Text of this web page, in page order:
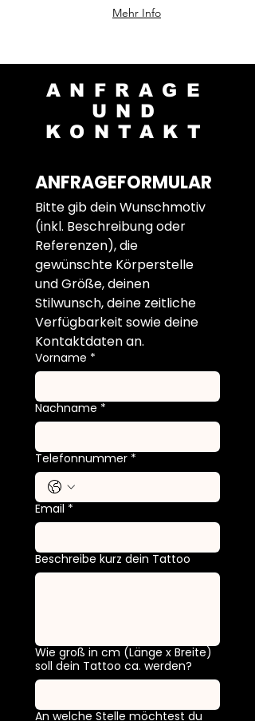
Mehr Info
ANFRAGE
UND
KONTAKT
ANFRAGEFORMULAR
Bitte gib dein Wunschmotiv
(inkl. Beschreibung oder
Referenzen), die
gewünschte Körperstelle
und Größe, deinen
Stilwunsch, deine zeitliche
Verfügbarkeit sowie deine
Kontaktdaten an.
Vorname *
Nachname *
Telefonnummer *
Email *
Beschreibe kurz dein Tattoo
Wie groß in cm (Länge x Breite)
soll dein Tattoo ca. werden?
An welche Stelle möchtest du